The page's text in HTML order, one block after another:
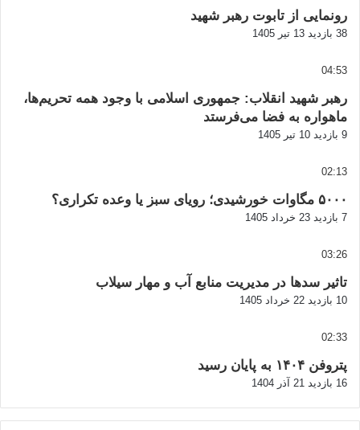
رونمایی از تابوت رهبر شهید
38 بازدید 13 تیر 1405
04:53
رهبر شهید انقلاب: جمهوری اسلامی با وجود همه تحریم‌ها،
ماهواره به فضا می‌فرستد
9 بازدید 10 تیر 1405
02:13
۵۰۰۰ مگاوات خورشیدی؛ رویای سبز یا وعده تکراری؟
7 بازدید 23 خرداد 1405
03:26
تاثیر سدها در مدیریت منابع آب و مهار سیلاب
10 بازدید 22 خرداد 1405
02:33
پتروفن ۱۴۰۴ به پایان رسید
16 بازدید 21 آذر 1404